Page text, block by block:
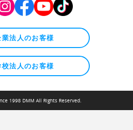
業法人のお客様
校法人のお客様
1998 DMM All Rights Reserved.